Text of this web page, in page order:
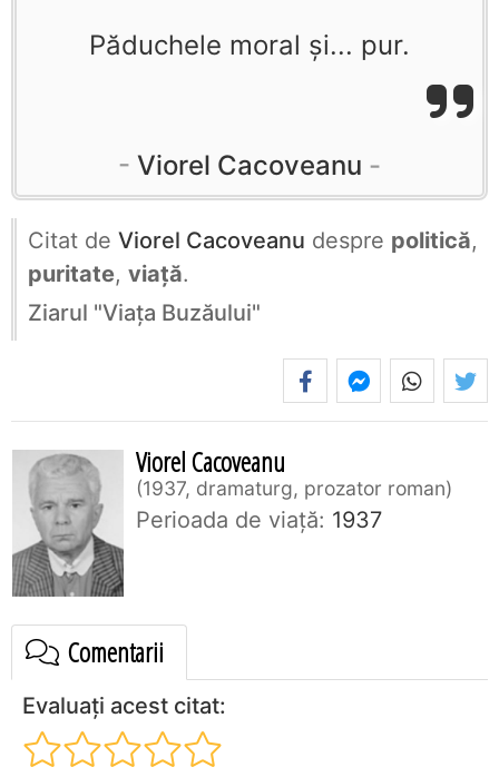
Păduchele moral şi... pur.
Viorel Cacoveanu
Citat de Viorel Cacoveanu despre politică,
puritate, viață.
Ziarul "Viaţa Buzăului"
Viorel Cacoveanu
1937, dramaturg, prozator roman
Perioada de viaţă: 1937
Comentarii
Evaluați acest citat: